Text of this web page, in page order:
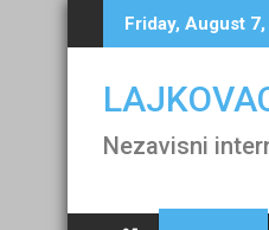
to
Friday, August
Nezavisni